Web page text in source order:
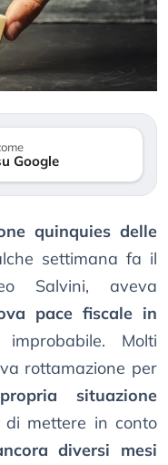
Google
quinquies delle
settimana fa il
Salvini, aveva
pace fiscale in
Molti
rottamazione per
propria situazione
mettere in conto
diversi mesi